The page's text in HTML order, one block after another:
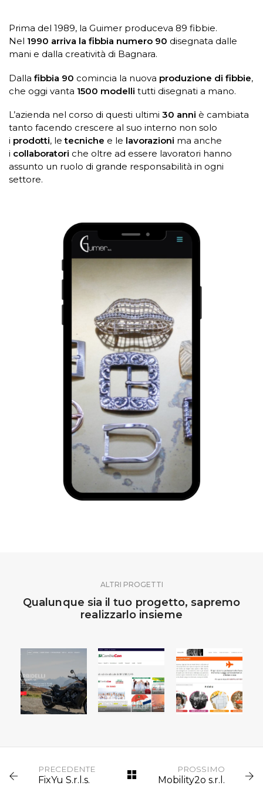
Prima del 1989, la Guimer produceva 89 fibbie.
Nel 1990 arriva la fibbia numero 90 disegnata dalle
mani e dalla creatività di Bagnara.
Dalla fibbia 90 comincia la nuova produzione di fibbie,
che oggi vanta 1500 modelli tutti disegnati a mano.
L’azienda nel corso di questi ultimi 30 anni è cambiata
tanto facendo crescere al suo interno non solo
i prodotti, le tecniche e le lavorazioni ma anche
i collaboratori che oltre ad essere lavoratori hanno
assunto un ruolo di grande responsabilità in ogni
settore.
ALTRI PROGETTI
Qualunque sia il tuo progetto, sapremo
realizzarlo insieme
PASSIONE
INDIPENDENTE
XENIA
PRECEDENTE
FixYu S.r.l.s.
PROSSIMO
Mobility2o s.r.l.